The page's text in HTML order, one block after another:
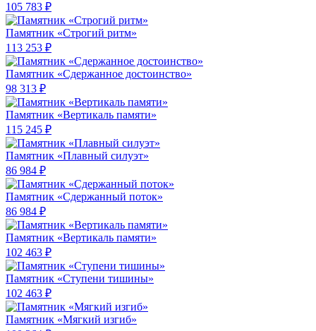
105 783 ₽
Памятник «Строгий ритм»
113 253 ₽
Памятник «Сдержанное достоинство»
98 313 ₽
Памятник «Вертикаль памяти»
115 245 ₽
Памятник «Плавный силуэт»
86 984 ₽
Памятник «Сдержанный поток»
86 984 ₽
Памятник «Вертикаль памяти»
102 463 ₽
Памятник «Ступени тишины»
102 463 ₽
Памятник «Мягкий изгиб»